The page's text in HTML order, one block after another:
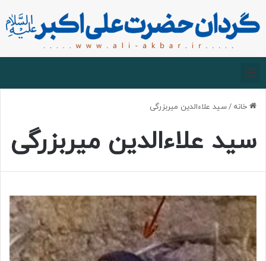
خانه /سید علاءالدین میربزرگی
سید علاءالدین میربزرگی